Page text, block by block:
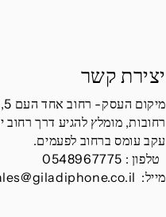
יצירת קשר
מיקום העסק- רחוב אחד העם 5,
רחובות, מומלץ להגיע דרך רחוב
עקב עומס ברחוב לפעמים.
טלפון : 0548967775
מייל: